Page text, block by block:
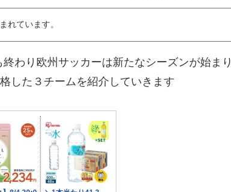
れています。
わり欧州サッカーは新たなシーズンが始まり
した３チームを紹介していきます